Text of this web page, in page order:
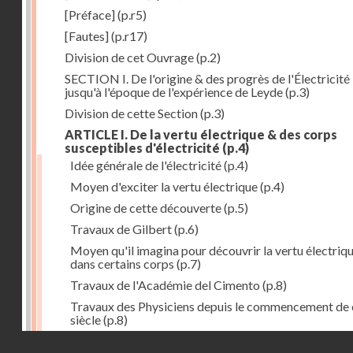
[Préface](p.r5)
[Fautes](p.r17)
Division de cet Ouvrage(p.2)
SECTION I. De l'origine & des progrès de l'Électricité
jusqu'à l'époque de l'expérience de Leyde(p.3)
Division de cette Section(p.3)
ARTICLE I. De la vertu électrique & des corps
susceptibles d'électricité (p.4)
Idée générale de l'électricité(p.4)
Moyen d'exciter la vertu électrique(p.4)
Origine de cette découverte(p.5)
Travaux de Gilbert(p.6)
Moyen qu'il imagina pour découvrir la vertu
dans certains corps (p.7)
Travaux de l'Académie del Cimento (p.8)
Travaux des Physiciens depuis le commencement de
siècle(p.8)